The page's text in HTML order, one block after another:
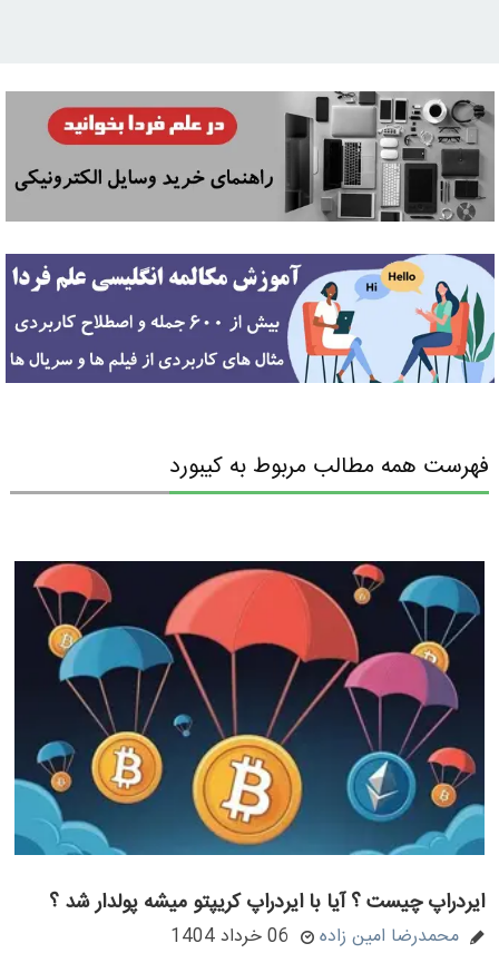
فهرست همه مطالب مربوط به کیبورد
ایردراپ چیست ؟ آیا با ایردراپ کریپتو میشه پولدار شد ؟
محمدرضا امین زاده 06 خرداد 1404